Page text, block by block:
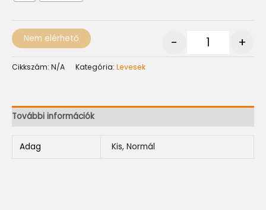
- +
Nem elérhető
Cikkszám: N/A Kategória: Levesek
További információk
Adag Kis, Normál